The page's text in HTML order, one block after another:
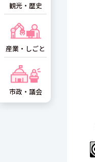
観光・歴史
産業・しごと
市政・議会